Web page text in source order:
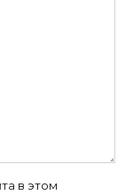
в этом